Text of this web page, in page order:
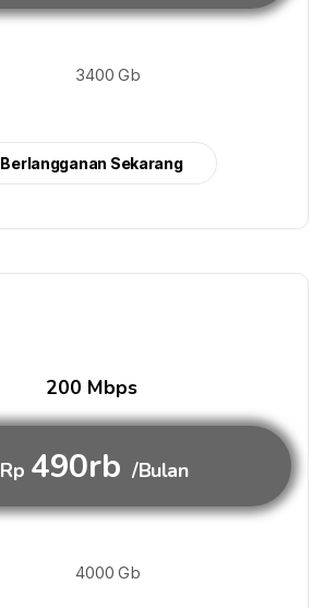
3400 Gb
Berlangganan Sekarang
200 Mbps
Rp 490rb /Bulan
4000 Gb